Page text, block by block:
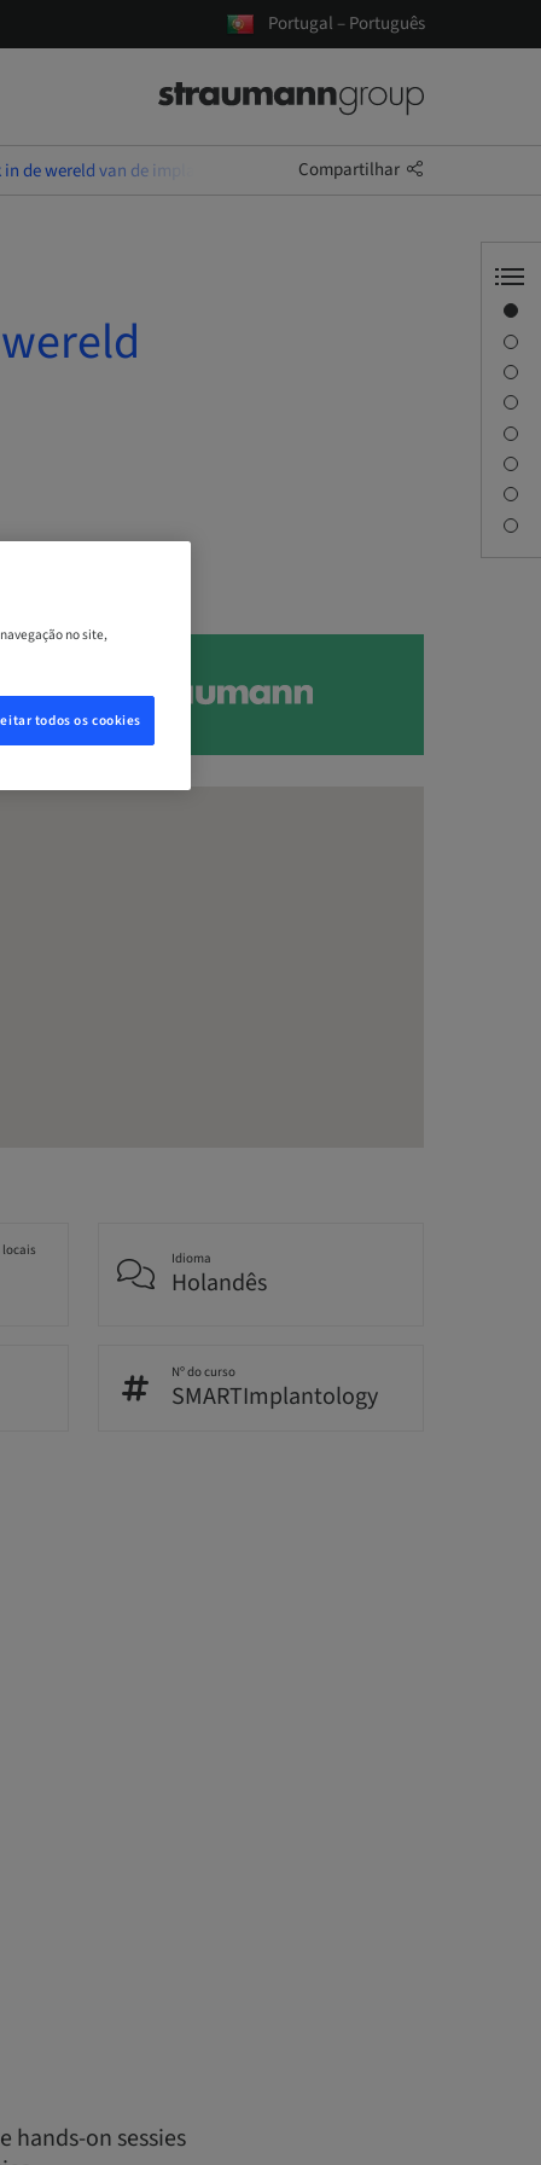
Portugal – Português
de wereld van de implantologie Compartilhar
Idioma
Holandês
Nº do curso
SMARTImplantology
on sessies
no site,
todos os cookies